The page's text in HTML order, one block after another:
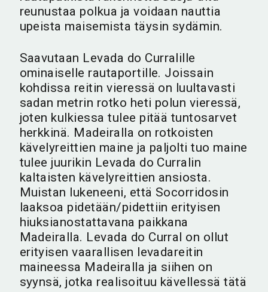
reunustaa polkua ja voidaan nauttia
upeista maisemista täysin sydämin.
Saavutaan Levada do Curralille
ominaiselle rautaportille. Joissain
kohdissa reitin vieressä on luultavasti
sadan metrin rotko heti polun vieressä,
joten kulkiessa tulee pitää tuntosarvet
herkkinä. Madeiralla on rotkoisten
kävelyreittien maine ja paljolti tuo maine
tulee juurikin Levada do Curralin
kaltaisten kävelyreittien ansiosta.
Muistan lukeneeni, että Socorridosin
laaksoa pidetään/pidettiin erityisen
hiuksianostattavana paikkana
Madeiralla. Levada do Curral on ollut
erityisen vaarallisen levadareitin
maineessa Madeiralla ja siihen on
syynsä, jotka realisoituu kävellessä tätä